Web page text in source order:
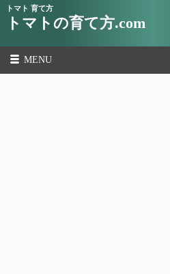
トマト 育て方
トマトの育て方.com
MENU